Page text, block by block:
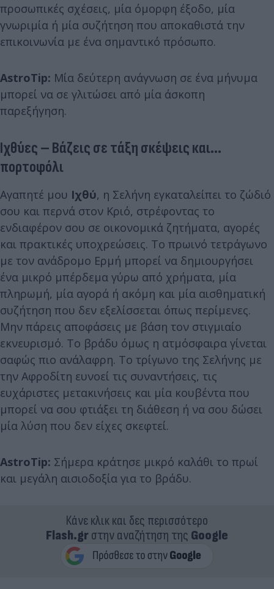
προσωπικές σχέσεις, μία όμορφη έξοδο, μία
γνωριμία ή μία συζήτηση που αποκαθιστά την
επικοινωνία με ένα σημαντικό πρόσωπο.
AstroTip: Μία δεύτερη ανάγνωση σε ένα μήνυμα
μπορεί να σε γλιτώσει από μία άσκοπη
παρεξήγηση.
Ιχθύες – Βάζεις σε τάξη σκέψεις και...
πορτοφόλι
Αγαπητέ μου Ιχθύ, η Σελήνη εγκαταλείπει το ζώδιό
σου και περνά στον Κριό, στρέφοντας το
ενδιαφέρον σου σε οικονομικά ζητήματα, αγορές
και πρακτικές υποχρεώσεις. Το πρωινό τετράγωνο
με τον ανάδρομο Ερμή μπορεί να δημιουργήσει
ένα μικρό μπέρδεμα γύρω από χρήματα, μία
πληρωμή, μία αγορά ή ακόμη και μία αισθηματική
συζήτηση που δεν εξελίσσεται όπως περίμενες.
Μην πάρεις αποφάσεις με βάση τον στιγμιαίο
εκνευρισμό. Το βράδυ όμως η ατμόσφαιρα γίνεται
σαφώς πιο ανάλαφρη. Το τρίγωνο της Σελήνης με
την Αφροδίτη ευνοεί τις συναντήσεις, τις
ευχάριστες μετακινήσεις και μία κουβέντα που
μπορεί να σου φτιάξει τη διάθεση ή να σου δώσει
μία λύση που δεν είχες σκεφτεί.
AstroTip: Σήμερα κράτησε μικρό καλάθι το πρωί
και μεγάλη αισιοδοξία για το βράδυ.
Κάνε κλικ και δες περισσότερο
Flash.grστην αναζήτηση της Google